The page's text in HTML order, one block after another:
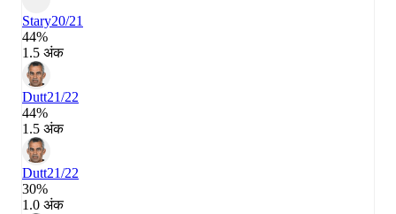
Stary20/21
44%
1.5 अंक
Dutt21/22
44%
1.5 अंक
Dutt21/22
30%
1.0 अंक